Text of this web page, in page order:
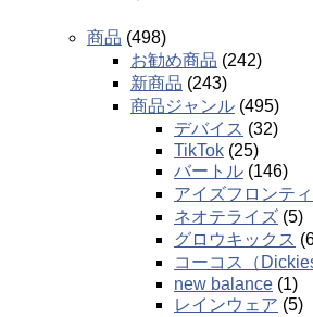
商品 (498)
お勧め商品 (242)
新商品 (243)
商品ジャンル (495)
デバイス (32)
TikTok (25)
バートル (146)
アイズフロンテ
ネオテライズ (5)
グロウキックス
コーコス（
new balance (1)
レインウェア (5)